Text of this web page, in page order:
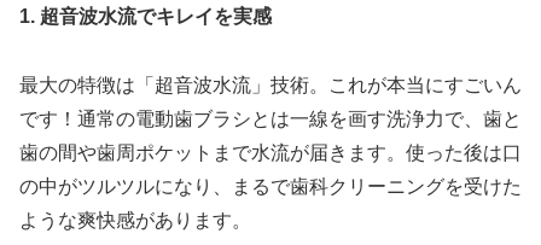
1. 超音波水流でキレイを実感
最大の特徴は「超音波水流」技術。これが本当にすごいん
です！通常の電動歯ブラシとは一線を画す洗浄力で、歯と
歯の間や歯周ポケットまで水流が届きます。使った後は口
の中がツルツルになり、まるで歯科クリーニングを受けた
ような爽快感があります。